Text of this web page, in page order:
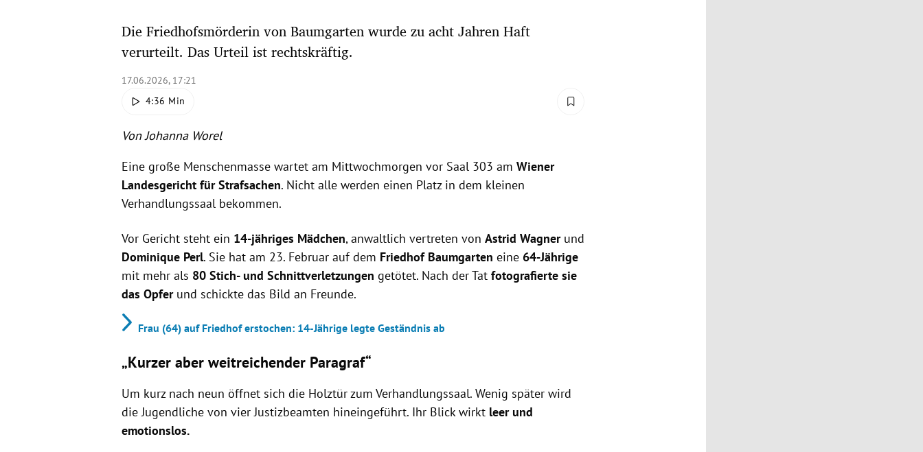
Die Friedhofsmörderin von Baumgarten wurde zu acht Jahren Haft
verurteilt. Das Urteil ist rechtskräftig.
17.06.2026, 17:21
4:36 Min
Von Johanna Worel
Eine große Menschenmasse wartet am Mittwochmorgen vor Saal 303 am Wiener
Landesgericht für Strafsachen. Nicht alle werden einen Platz in dem kleinen
Verhandlungssaal bekommen.
Vor Gericht steht ein 14-jähriges Mädchen, anwaltlich vertreten von Astrid Wagnerund
Dominique Perl. Sie hat am 23. Februar auf dem Friedhof Baumgarten eine 64-Jährige
mit mehr als 80 Stich- und Schnittverletzungen getötet. Nach der Tat fotografierte sie
das Opferund schickte das Bild an Freunde.
Frau (64) auf Friedhof erstochen: 14-Jährige legte Geständnis ab
„Kurzer aber weitreichender Paragraf“
Um kurz nach neun öffnet sich die Holztür zum Verhandlungssaal. Wenig später wird
die Jugendliche von vier Justizbeamten hineingeführt. Ihr Blick wirkt leer und
emotionslos.